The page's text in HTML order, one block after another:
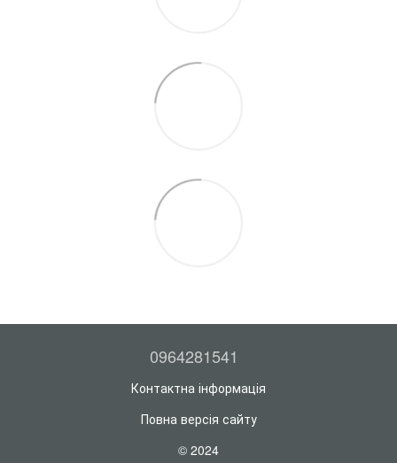
0964281541
Контактна інформація
Повна версія сайту
© 2024